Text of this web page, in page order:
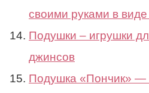
своими руками в виде
Подушки – игрушки
джинсов
Подушка «Пончик» —